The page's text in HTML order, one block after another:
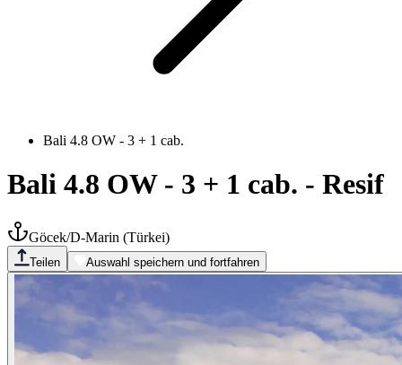
Bali 4.8 OW - 3 + 1 cab.
Bali 4.8 OW - 3 + 1 cab. - Resif
Göcek/D-Marin (Türkei)
Teilen Auswahl speichern und fortfahren